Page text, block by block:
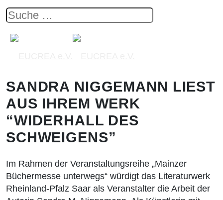
SANDRA NIGGEMANN LIEST
AUS IHREM WERK
“WIDERHALL DES
SCHWEIGENS”
Im Rahmen der Veranstaltungsreihe „Mainzer
Büchermesse unterwegs“ würdigt das Literaturwerk
Rheinland-Pfalz Saar als Veranstalter die Arbeit der